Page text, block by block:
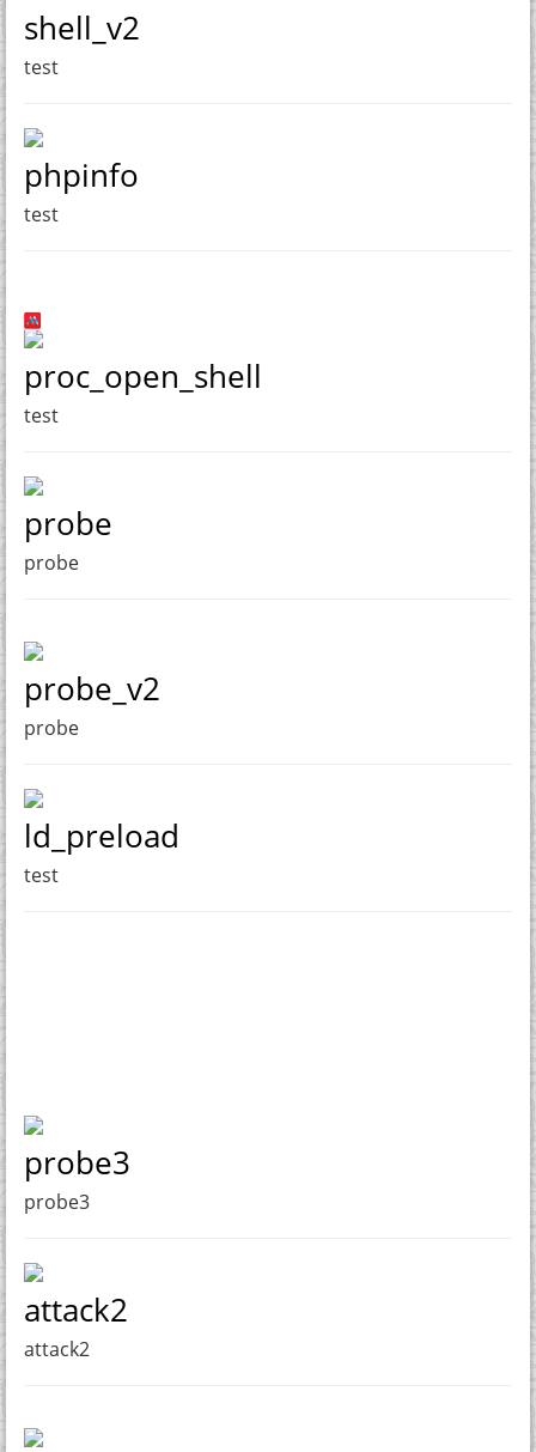
shell_v2
test
phpinfo
test
proc_open_shell
test
probe
probe
probe_v2
probe
ld_preload
test
probe3
probe3
attack2
attack2